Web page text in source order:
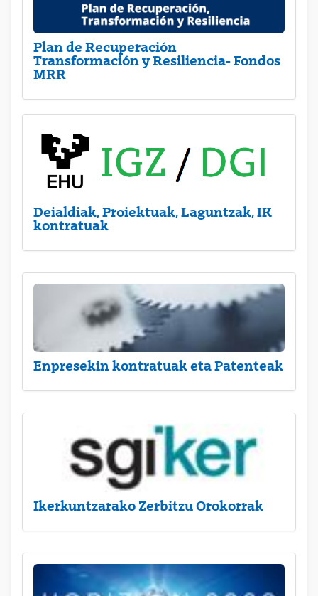
Plan de Recuperación
Transformación y Resiliencia- Fondos
MRR
Deialdiak, Proiektuak, Laguntzak, IK
kontratuak
Enpresekin kontratuak eta Patenteak
Ikerkuntzarako Zerbitzu Orokorrak